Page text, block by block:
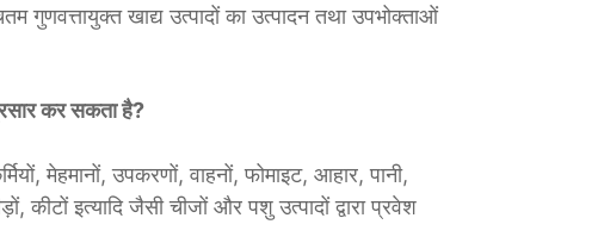
खाद्य उत्पादों का उत्पादन तथा उपभोक्ताओं
कर सकता है?
मेहमानों, उपकरणों, वाहनों, फोमाइट, आहार, पानी,
कीटों इत्यादि जैसी चीजों और पशु उत्पादों द्वारा प्रवेश